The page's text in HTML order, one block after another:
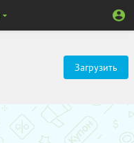
Загрузить